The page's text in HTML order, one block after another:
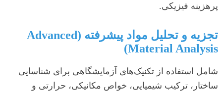
پرهزینه فیزیکی.
تجزیه و تحلیل مواد پیشرفته (Advanced
Material Analysis)
شامل استفاده از تکنیک‌های آزمایشگاهی برای شناسایی
ساختار، ترکیب شیمیایی، خواص مکانیکی، حرارتی و